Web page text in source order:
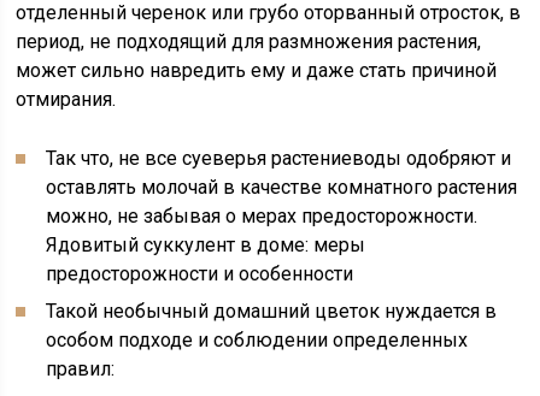
отделенный черенок или грубо оторванный отросток, в
период, не подходящий для размножения растения,
может сильно навредить ему и даже стать причиной
отмирания.
Так что, не все суеверья растениеводы одобряют и
оставлять молочай в качестве комнатного растения
можно, не забывая о мерах предосторожности.
Ядовитый суккулент в доме: меры
предосторожности и особенности
Такой необычный домашний цветок нуждается в
особом подходе и соблюдении определенных
правил: